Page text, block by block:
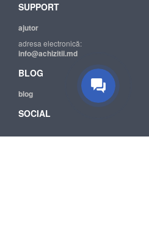
Suport tehnic
Suntem mereu bucuroși să Vă
SUPPORT
ajutor
adresa electronică:
info@achizitii.md
BLOG
blog
SOCIAL